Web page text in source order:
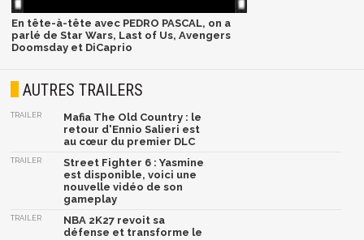
En tête-à-tête avec PEDRO PASCAL, on a
parlé de Star Wars, Last of Us, Avengers
Doomsday et DiCaprio
AUTRES TRAILERS
TRAILER
Mafia The Old Country : le
retour d'Ennio Salieri est
au cœur du premier DLC
TRAILER
Street Fighter 6 : Yasmine
est disponible, voici une
nouvelle vidéo de son
gameplay
TRAILER
NBA 2K27 revoit sa
défense et transforme le